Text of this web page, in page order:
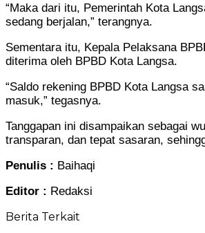
“Maka dari itu, Pemerintah Kota
sedang berjalan,” terangnya.
Sementara itu, Kepala Pelaksana
diterima oleh BPBD Kota Langsa.
“Saldo rekening BPBD Kota Langsa
masuk,” tegasnya.
Tanggapan ini disampaikan sebagai
transparan, dan tepat sasaran,
Penulis : Baihaqi
Editor : Redaksi
Berita Terkait